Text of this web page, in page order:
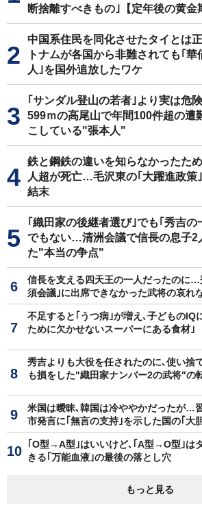
断捨離すべきもの｣【定年後の黄金
中国系住民を同化させたタイとは
トナムが各国から非難されても｢華
人｣を国外追放したワケ
｢サンダル登山の若者｣より実は危
599ｍの高尾山で年間100件超の遭
こしている"張本人"
鉄と鋼鉄の違いを知らなかったた
人超が死亡…毛沢東の｢大躍進政策
結末
｢織田家の後継者選び｣でも｢秀吉の
でもない…清洲会議で信長の息子2
た"本当の争点"
信長を支える四天王の一人だったのに…
須会議｣に出席できなかった武将の哀れ
不足すると｢うつ病｣が増え､子どもの
ために欠かせないスーパーにある食材｣
秀吉よりも大役を任されたのに､使い捨
も損をした"織田家ナンバー2の武将"の
米国は曖昧､韓国は冷ややかだったが…
市発言に｢無言の支持｣を示した国の｢大
｢O型→A型｣はいいけど､｢A型→O型｣は
きる｢万能血液｣の最後の落とし穴
もっと見る